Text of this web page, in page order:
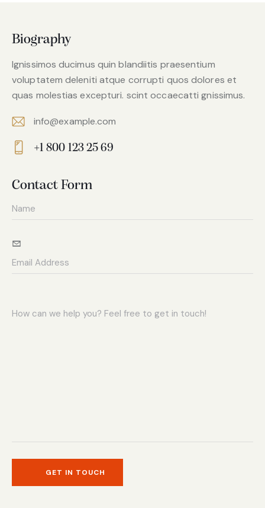
Biography
Ignissimos ducimus quin blandiitis praesentium
voluptatem deleniti atque corrupti quos dolores et
quas molestias excepturi. scint occaecatti gnissimus.
E-
m
info@example.com
on
+1 800 123 25 69
Contact Form